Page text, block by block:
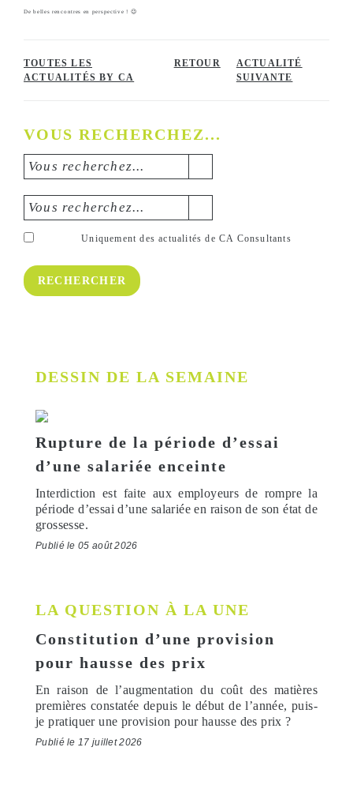
De belles rencontres en perspective ! 😉
TOUTES LES
ACTUALITÉS BY CA
RETOUR
ACTUALITÉ
SUIVANTE
VOUS RECHERCHEZ...
Vous recherchez...
Vous recherchez...
Uniquement des actualités de CA Consultants
DESSIN DE LA SEMAINE
Rupture de la période d’essai
d’une salariée enceinte
Interdiction est faite aux employeurs de rompre la
période d’essai d’une salariée en raison de son état de
grossesse.
Publié le 05 août 2026
LA QUESTION À LA UNE
Constitution d’une provision
pour hausse des prix
En raison de l’augmentation du coût des matières
premières constatée depuis le début de l’année, puis-
je pratiquer une provision pour hausse des prix ?
Publié le 17 juillet 2026